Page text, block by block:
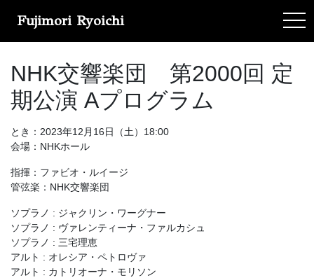
Fujimori Ryoichi
NHK交響楽団 第2000回 定
期公演 Aプログラム
とき：2023年12月16日（土）18:00
会場：NHKホール
指揮：ファビオ・ルイージ
管弦楽：NHK交響楽団
ソプラノ : ジャクリン・ワーグナー
ソプラノ : ヴァレンティーナ・ファルカシュ
ソプラノ : 三宅理恵
アルト : オレシア・ペトロヴァ
アルト : カトリオーナ・モリソン